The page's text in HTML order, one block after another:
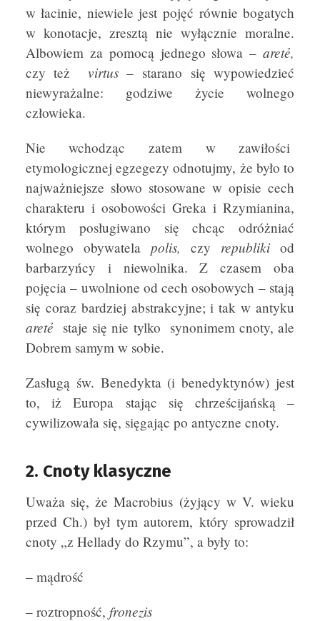
w łacinie, niewiele jest pojęć równie bogatych
w konotacje, zresztą nie wyłącznie moralne.
Albowiem za pomocą jednego słowa –aretẻ,
czy też virtus– starano się wypowiedzieć
niewyrażalne: godziwe życie wolnego
człowieka.
Nie wchodząc zatem w zawiłości
etymologicznej egzegezy odnotujmy, że było to
najważniejsze słowo stosowane w opisie cech
charakteru i osobowości Greka i Rzymianina,
którym posługiwano się chcąc odróżniać
wolnego obywatela polis,czy republiki od
barbarzyńcy i niewolnika. Z czasem oba
pojęcia – uwolnione od cech osobowych – stają
się coraz bardziej abstrakcyjne; i tak w antyku
aretẻ staje się nie tylko synonimem cnoty, ale
Dobrem samym w sobie.
Zasługą św. Benedykta (i benedyktynów) jest
to, iż Europa stając się chrześcijańską –
cywilizowała się, sięgając po antyczne cnoty.
2. Cnoty klasyczne
Uważa się, że Macrobius (żyjący w V. wieku
przed Ch.) był tym autorem, który sprowadził
cnoty „z Hellady do Rzymu”, a były to:
– mądrość
– roztropność, fronezis